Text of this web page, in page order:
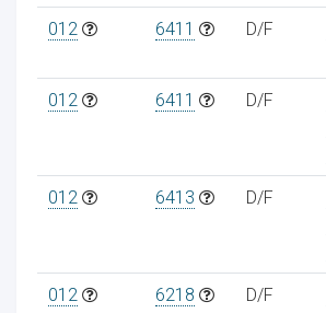
012 6411 D/F
012 6411 D/F
012 6413 D/F
012 6218 D/F